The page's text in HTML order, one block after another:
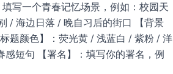
写一个青春记忆场景，例如：校园天
/ 海边日落 / 晚自习后的街口 【背景
题颜色】：荧光黄 / 浅蓝白 / 紫粉 / 洋
短句 【署名】：填写你的署名，例